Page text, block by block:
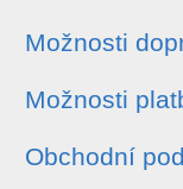
Možnosti
Možnosti
Obchodní